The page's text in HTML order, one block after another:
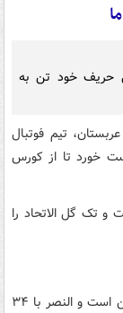
حریف خود تن به
تیم فوتبال
و با نتیجه ۳ بر یک شکست خورد تا از کورس
و تک گل الاتحاد را
در جدول لیگ عربستان، الهلال با ۴۱ امتیاز صدرنشین است و النصر با ۳۴